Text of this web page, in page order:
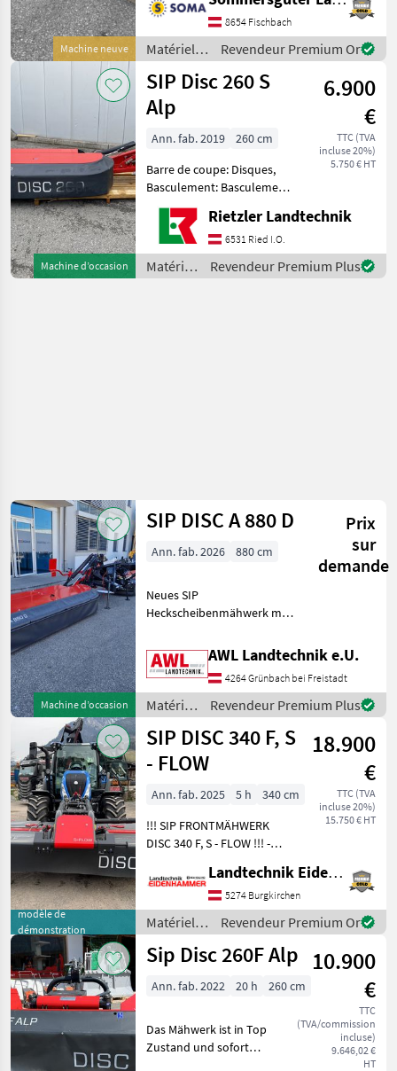
Machine neuve
Alpinversion, nur 590 kg -
Anbau Kat I und II -7
Mähscheiben -hydr.
Klappung, Entlastung per
Feder
8654 Fischbach
Matériels
de
fenaison /
SIP
Revendeur Premium Or
Machine d’occasion
SIP Disc 260 S
Alp
6.900
€
TTC (TVA
incluse 20%)
5.750 € HT
Ann. fab. 2019
260 cm
Barre de coupe: Disques,
Basculement: Basculement
mécanique, Faucheuses
arrières, fixation rapide de
la lame, protection
extérieure, sécurité
anticollision, boîte à lames,
Rietzler Landtechnik
6531 Ried I.O.
Matériels
de
Revendeur Premium Plus
Machine d’occasion
SIP DISC A 880 D
Prix
sur
demande
Ann. fab. 2026 880 cm
Neues SIP
Heckscheibenmähwerk mit
geringer Leistungsbedarf,
geringes Eigengewicht,
perfektes Mähbild, perfekte
Bodenanpassung, robuste
Bauweise.
AWL Landtechnik e.U.
4264 Grünbach bei Freistadt
Matériels
de
fenaison
/ SIP
Revendeur Premium Plus
modèle de
démonstration
SIP DISC 340 F, S
- FLOW
18.900
€
TTC (TVA
incluse 20%)
15.750 € HT
Ann. fab. 2025 5 h
340 cm
!!! SIP FRONTMÄHWERK
DISC 340 F, S - FLOW !!! -
Mähscheibenanzahl: 8 -
Messeranzahl: 16 -
Zapfwellendrehzahl:
1000U/min - Gewicht - Ge
Landtechnik Eidenhammer GmbH
5274 Burgkirchen
Matériels
de
fenaison /
Revendeur Premium Or
Sip Disc 260F Alp 10.900
€
TTC
(TVA/commission
incluse)
9.646,02 €
HT
Ann. fab. 2022 20 h 260 cm
Das Mähwerk ist in Top
Zustand und sofort